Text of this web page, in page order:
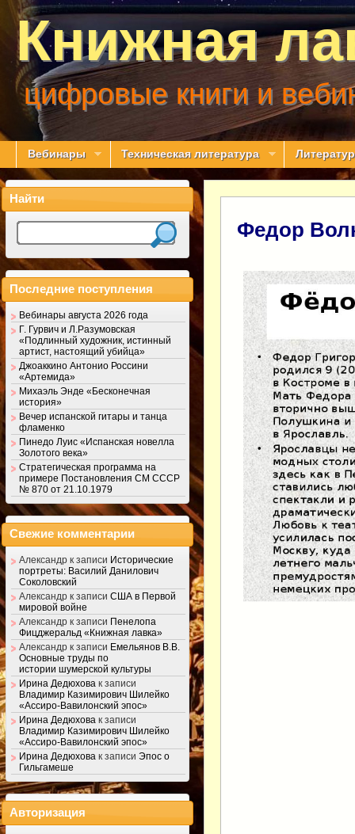
Книжная
цифровые книги и
Вебинары Техническая литература
Федор
Найти
Последние поступления
Вебинары августа 2026 года
Г. Гурвич и Л.Разумовская
«Подлинный художник, истинный
артист, настоящий убийца»
Джоаккино Антонио Россини
«Артемида»
Михаэль Энде «Бесконечная
история»
Вечер испанской гитары и танца
фламенко
Пинедо Луис «Испанская новелла
Золотого века»
Стратегическая программа на
примере Постановления СМ СССР
№ 870 от 21.10.1979
Свежие комментарии
Александр к записи Исторические
портреты: Василий Данилович
Соколовский
Александр к записи США в Первой
мировой войне
Александр к записи Пенелопа
Фицджеральд «Книжная лавка»
Александр к записи Емельянов В.В.
Основные труды по
истории шумерской культуры
Ирина Дедюхова к записи
Владимир Казимирович Шилейко
«Ассиро-Вавилонский эпос»
Ирина Дедюхова к записи
Владимир Казимирович Шилейко
«Ассиро-Вавилонский эпос»
Ирина Дедюхова к записи Эпос о
Гильгамеше
Авторизация